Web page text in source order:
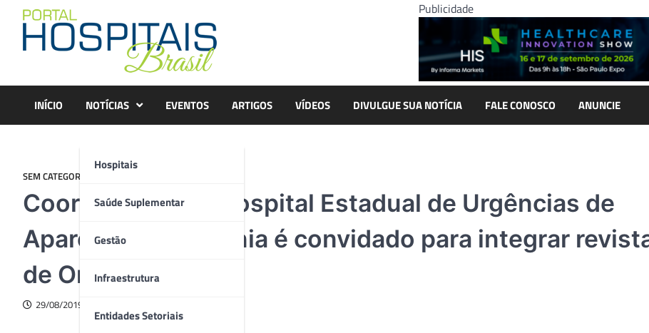
content
Publicidade
INÍCIO NOTÍCIAS
Hospitais
Saúde Suplementar
Gestão
Infraestrutura
Entidades Setoriais
EVENTOS ARTIGOS VÍDEOS DIVULGUE SUA NOTÍCIA FALE CONOSCO ANUNCIE
SEM CATEGORIA
Coordenador do Hospital Estadual de Urgências de
Aparecida de Goiânia é convidado para integrar
de Ortopedia
29/08/2019